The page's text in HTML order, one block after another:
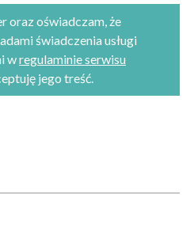
oraz oświadczam, że
świadczenia usługi
wregulaminie serwisu
jego treść.